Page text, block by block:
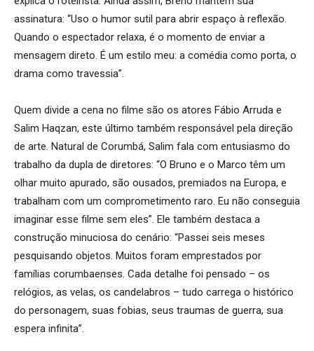
assinatura: “Uso o humor sutil para abrir espaço à reflexão.
Quando o espectador relaxa, é o momento de enviar a
mensagem direto. É um estilo meu: a comédia como porta, o
drama como travessia”.
Quem divide a cena no filme são os atores Fábio Arruda e
Salim Haqzan, este último também responsável pela direção
de arte. Natural de Corumbá, Salim fala com entusiasmo do
trabalho da dupla de diretores: “O Bruno e o Marco têm um
olhar muito apurado, são ousados, premiados na Europa, e
trabalham com um comprometimento raro. Eu não conseguia
imaginar esse filme sem eles”. Ele também destaca a
construção minuciosa do cenário: “Passei seis meses
pesquisando objetos. Muitos foram emprestados por
famílias corumbaenses. Cada detalhe foi pensado – os
relógios, as velas, os candelabros – tudo carrega o histórico
do personagem, suas fobias, seus traumas de guerra, sua
espera infinita”.